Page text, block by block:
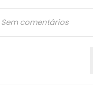
Sem comentários